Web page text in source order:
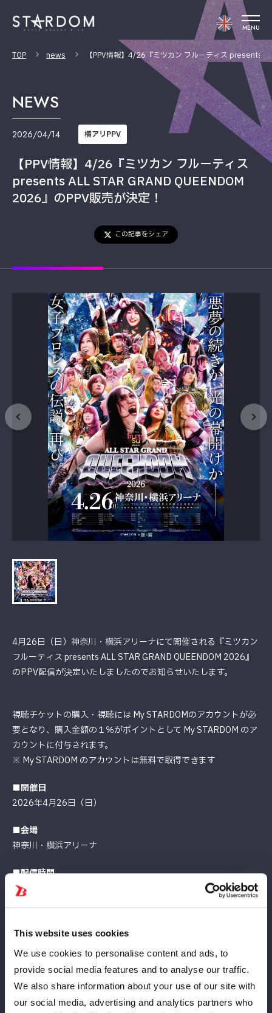
This website uses cookies
We use cookies to personalise content and ads, to
provide social media features and to analyse our traffic.
We also share information about your use of our site with
our social media, advertising and analytics partners who
MENU
TOP news 【PPV情報】4/26『ミツカン フルーティス presents
NEWS
2026/04/14 横アリPPV
【PPV情報】4/26『ミツカン フルーティス
presents ALL STAR GRAND QUEENDOM
2026』のPPV販売が決定！
この記事をシェア
4月26日（日）神奈川・横浜アリーナにて開催される『ミツカン
フルーティス presents ALL STAR GRAND QUEENDOM 2026』
のPPV配信が決定いたしましたのでお知らせいたします。
視聴チケットの購入・視聴には My STARDOMのアカウントが必
要となり、購入金額の１％がポイントとして My STARDOM のア
カウントに付与されます。
※ My STARDOM のアカウントは無料で取得できます
■開催日
2026年4月26日（日）
■会場
神奈川・横浜アリーナ
■配信時間
【開場】14:30
■視聴チケット価格
※別途システム手数料220円
会場限定 アーカイブチケットも発売決定